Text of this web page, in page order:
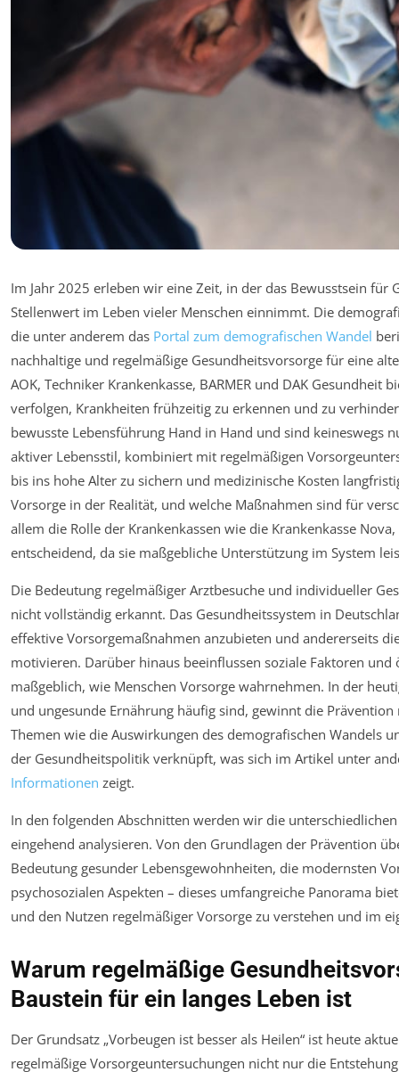
Im Jahr 2025 erleben wir eine Zeit, in der das Bewusstsein für
Stellenwert im Leben vieler Menschen einnimmt. Die
die unter anderem das Portal zum demografischen Wandel
nachhaltige und regelmäßige Gesundheitsvorsorge für eine
AOK, Techniker Krankenkasse, BARMER und DAK Gesundheit
verfolgen, Krankheiten frühzeitig zu erkennen und zu
bewusste Lebensführung Hand in Hand und sind keineswegs
aktiver Lebensstil, kombiniert mit regelmäßigen
bis ins hohe Alter zu sichern und medizinische Kosten
Vorsorge in der Realität, und welche Maßnahmen sind für
allem die Rolle der Krankenkassen wie die Krankenkasse
entscheidend, da sie maßgebliche Unterstützung im System
Die Bedeutung regelmäßiger Arztbesuche und individueller
nicht vollständig erkannt. Das Gesundheitssystem in
effektive Vorsorgemaßnahmen anzubieten und andererseits
motivieren. Darüber hinaus beeinflussen soziale Faktoren
maßgeblich, wie Menschen Vorsorge wahrnehmen. In der
und ungesunde Ernährung häufig sind, gewinnt die
Themen wie die Auswirkungen des demografischen Wandels
der Gesundheitspolitik verknüpft, was sich im Artikel unter
Informationen zeigt.
In den folgenden Abschnitten werden wir die
eingehend analysieren. Von den Grundlagen der Prävention
Bedeutung gesunder Lebensgewohnheiten, die modernsten
psychosozialen Aspekten – dieses umfangreiche Panorama
und den Nutzen regelmäßiger Vorsorge zu verstehen und im
Warum regelmäßige
Baustein für ein langes Leben ist
Der Grundsatz „Vorbeugen ist besser als Heilen“ ist heute
regelmäßige Vorsorgeuntersuchungen nicht nur die